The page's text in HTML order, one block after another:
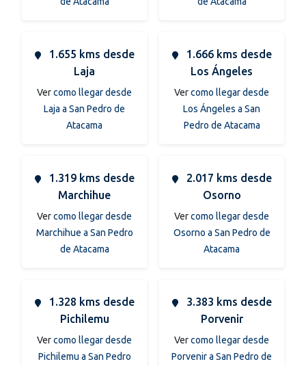
1.655 kms desde
Laja
Vercomo llegar desde
Laja a San Pedro de
Atacama
1.666 kms desde
Los Ángeles
Vercomo llegar desde
Los Ángeles a San
Pedro de Atacama
1.319 kms desde
Marchihue
Vercomo llegar desde
Marchihue a San Pedro
de Atacama
2.017 kms desde
Osorno
Vercomo llegar desde
Osorno a San Pedro de
Atacama
1.328 kms desde
Pichilemu
Vercomo llegar desde
Pichilemu a San Pedro
3.383 kms desde
Porvenir
Vercomo llegar desde
Porvenir a San Pedro de